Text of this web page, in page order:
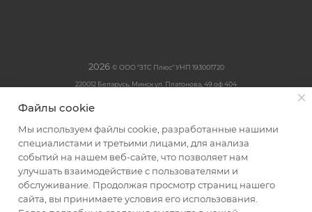
2026 © ООО "ЗТС Плюс" УНП 193001720
220012 Беларусь, Минск ул. Платонова, 49 оф 404
Интернет-магазин Korm-Shop.by
В Торговом реестре РБ: № 575001, 27.02.24г
Файлы cookie
Мы используем файлы cookie, разработанные нашими
специалистами и третьими лицами, для анализа
событий на нашем веб-сайте, что позволяет нам
улучшать взаимодействие с пользователями и
обслуживание. Продолжая просмотр страниц нашего
сайта, вы принимаете условия его использования.